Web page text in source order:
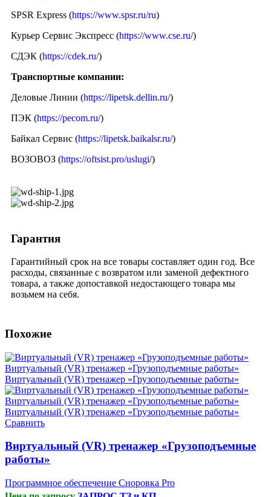
SPSR Express (https://www.spsr.ru/ru)
Курьер Сервис Экспресс (https://www.cse.ru/)
СДЭК (https://cdek.ru/)
Транспортные компании:
Деловые Линии (https://lipetsk.dellin.ru/)
ПЭК (https://pecom.ru/)
Байкал Сервис (https://lipetsk.baikalsr.ru/)
ВОЗОВОЗ (https://oftsist.pro/uslugi/)
Гарантия
Гарантийный срок на все товары составляет один год. Все
расходы, связанные с возвратом или заменой дефектного
товара, а также допоставкой недостающего товара мы
возьмем на себя.
Похожие
Сравнить
Виртуальный (VR) тренажер «Грузоподъемные
работы»
Программное обеспечение Сноровка Pro